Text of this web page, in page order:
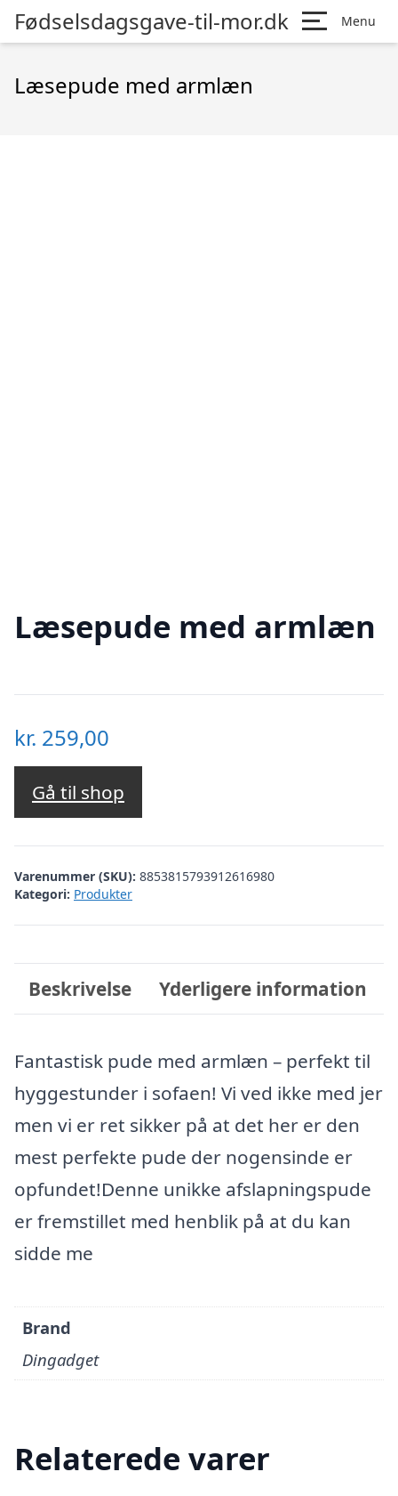
Fødselsdagsgave-til-mor.dk Menu
Læsepude med armlæn
Læsepude med armlæn
kr. 259,00
Gå til shop
Varenummer (SKU): 8853815793912616980
Kategori: Produkter
Beskrivelse Yderligere information
Fantastisk pude med armlæn – perfekt til
hyggestunder i sofaen! Vi ved ikke med jer
men vi er ret sikker på at det her er den
mest perfekte pude der nogensinde er
opfundet!Denne unikke afslapningspude
er fremstillet med henblik på at du kan
sidde me
Brand
Dingadget
Relaterede varer